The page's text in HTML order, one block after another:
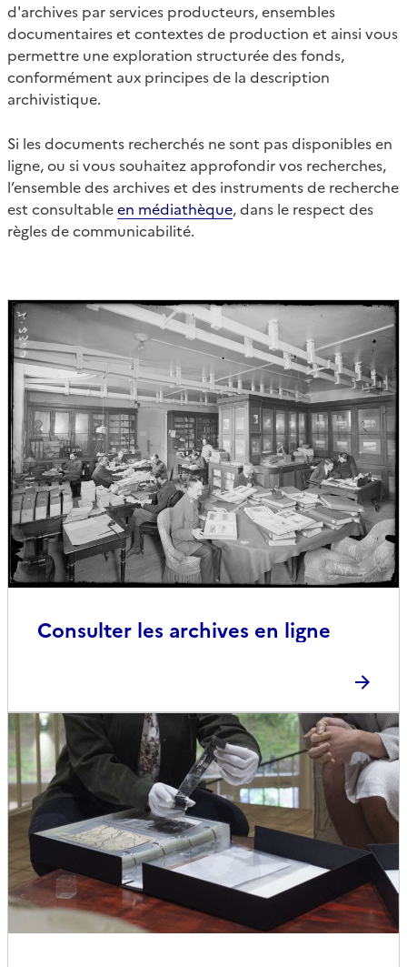
d'archives par services producteurs, ensembles
documentaires et contextes de production et ainsi vous
permettre une exploration structurée des fonds,
conformément aux principes de la description
archivistique.
Si les documents recherchés ne sont pas disponibles en
ligne, ou si vous souhaitez approfondir vos recherches,
l’ensemble des archives et des instruments de recherche
est consultableen médiathèque, dans le respect des
règles de communicabilité.
Consulter les archives en ligne